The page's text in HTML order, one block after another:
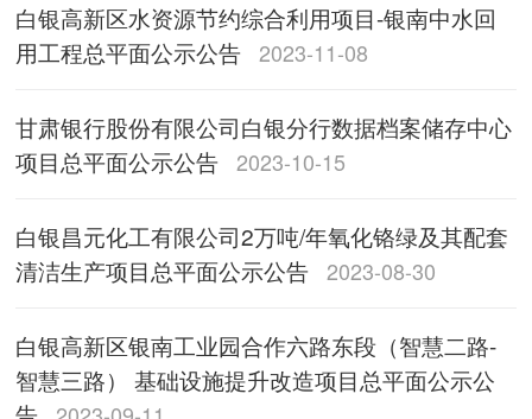
白银高新区水资源节约综合利用项目-银南中水回
用工程总平面公示公告 2023-11-08
甘肃银行股份有限公司白银分行数据档案储存中心
项目总平面公示公告 2023-10-15
白银昌元化工有限公司2万吨/年氧化铬绿及其配套
清洁生产项目总平面公示公告 2023-08-30
白银高新区银南工业园合作六路东段（智慧二路-
智慧三路） 基础设施提升改造项目总平面公示公